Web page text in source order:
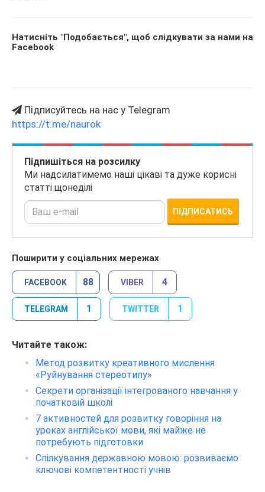
Натисніть "Подобається", щоб слідкувати за нами на
Facebook
Підписуйтесь на нас у Telegram
https://t.me/naurok
Підпишіться на розсилку
Ми надсилатимемо наші цікаві та дуже корисні
статті щонеділі
ПІДПИСАТИСЬ
Поширити у соціальних мережах
FACEBOOK 88 VIBER 4
TELEGRAM 1 TWITTER 1
Читайте також:
Метод розвитку креативного мислення
«Руйнування стереотипу»
Секрети організації інтегрованого навчання у
початковій школі
7 активностей для розвитку говоріння на
уроках англійської мови, які майже не
потребують підготовки
Спілкування державною мовою: розвиваємо
ключові компетентності учнів